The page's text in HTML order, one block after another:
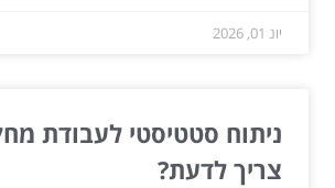
יונ 01, 2026
ניתוח סטטיסטי לעבודת
צריך לדעת?